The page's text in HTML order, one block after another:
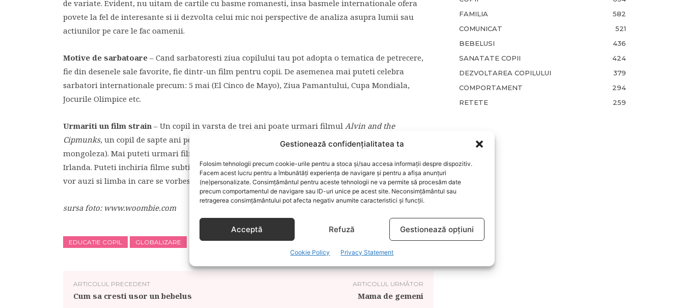
Gestionează confidențialitatea ta
Folosim tehnologii precum cookie-urile pentru a stoca și/sau accesa informații despre dispozitiv.
Facem acest lucru pentru a îmbunătăți experiența de navigare și pentru a afișa anunțuri
(ne)personalizate. Consimțământul pentru aceste tehnologii ne va permite să procesăm date
precum comportamentul de navigare sau ID-uri unice pe acest site. Neconsimțământul sau
retragerea consimțământului pot afecta negativ anumite caracteristici și funcții.
Acceptă Refuză Gestionează opțiuni
Cookie Policy Privacy Statement
de variate. Evident, nu uitam de cartile cu basme romanesti, insa basmele internationale ofera
povete la fel de interesante si ii dezvolta celui mic noi perspective de analiza asupra lumii sau
actiunilor pe care le fac oamenii.
Motive de sarbatoare – Cand sarbatoresti ziua copilului tau pot adopta o tematica de petrecere,
fie din desenele sale favorite, fie dintr-un film pentru copii. De asemenea mai puteti celebra
sarbatori internationale precum: 5 mai (El Cinco de Mayo), Ziua Pamantului, Cupa Mondiala,
Jocurile Olimpice etc.
Urmariti un film strain – Un copil in varsta de trei ani poate urmari filmul Alvin and the
Cipmunks, un copil de sapte ani poate urmari The Cave of the Yellow Dog (despre civilizatia
mongoleza). Mai puteti urmari filmul japonez
Irlanda. Puteti inchiria filme subtitrate in loc de variantele dublate, daca este posibil. In felul acesta
vor auzi si limba in care se vorbeste.
sursa foto: www.woombie.com
EDUCATIE COPIL GLOBALIZARE
ARTICOLUL PRECEDENT
Cum sa cresti usor un bebelus
ARTICOLUL URMĂTOR
Mama de gemeni
FAMILIA
582
COMUNICAT
521
BEBELUSI
436
SANATATE COPII
424
DEZVOLTAREA COPILULUI
379
COMPORTAMENT
294
RETETE
259